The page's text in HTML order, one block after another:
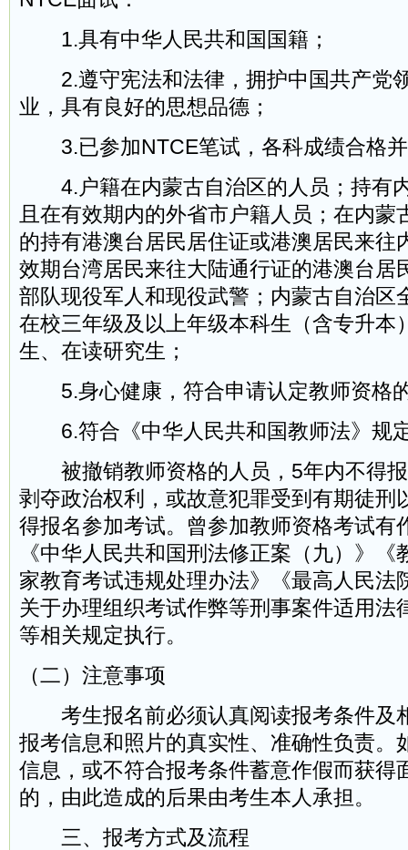
1.具有中华人民共和国国籍；
2.遵守宪法和法律，拥护中国共产党
业，具有良好的思想品德；
3.已参加NTCE笔试，各科成绩合格并
4.户籍在内蒙古自治区的人员；持有
且在有效期内的外省市户籍人员；在内蒙
的持有港澳台居民居住证或港澳居民来往
效期台湾居民来往大陆通行证的港澳台居
部队现役军人和现役武警；内蒙古自治区
在校三年级及以上年级本科生（含专升本
生、在读研究生；
5.身心健康，符合申请认定教师资格
6.符合《中华人民共和国教师法》规
被撤销教师资格的人员，5年内不得报
剥夺政治权利，或故意犯罪受到有期徒刑
得报名参加考试。曾参加教师资格考试有
《中华人民共和国刑法修正案（九）》
家教育考试违规处理办法》《最高人民法
关于办理组织考试作弊等刑事案件适用法
等相关规定执行。
（二）注意事项
考生报名前必须认真阅读报考条件及
报考信息和照片的真实性、准确性负责。
信息，或不符合报考条件蓄意作假而获得
的，由此造成的后果由考生本人承担。
三、报考方式及流程